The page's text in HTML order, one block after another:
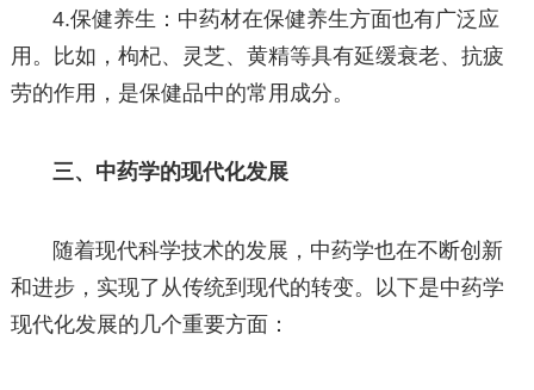
4.保健养生：中药材在保健养生方面也有广泛应
用。比如，枸杞、灵芝、黄精等具有延缓衰老、抗疲
劳的作用，是保健品中的常用成分。
三、中药学的现代化发展
随着现代科学技术的发展，中药学也在不断创新
和进步，实现了从传统到现代的转变。以下是中药学
现代化发展的几个重要方面：